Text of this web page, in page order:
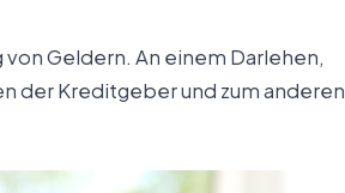
Geldern. An einem Darlehen,
der Kreditgeber und zum anderen